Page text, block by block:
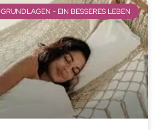
GRUNDLAGEN - EIN BESSERES LEBEN